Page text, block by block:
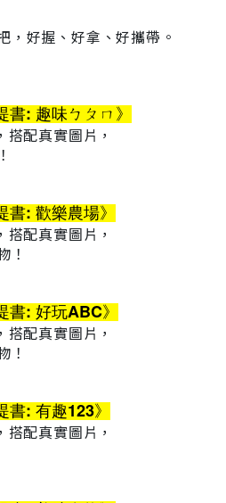
，好握、好拿、好攜帶。
書: 趣味ㄅㄆㄇ》
配真實圖片，
書: 歡樂農場》
配真實圖片，
！
書: 好玩ABC》
配真實圖片，
！
書: 有趣123》
配真實圖片，